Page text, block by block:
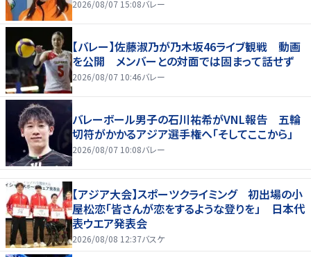
2026/08/07 15:08バレー
【バレー】佐藤淑乃が乃木坂46ライブ観戦 動画
を公開 メンバーとの対面では固まって話せず
2026/08/07 10:46バレー
バレーボール男子の石川祐希がVNL報告 五輪
切符がかかるアジア選手権へ「そしてここから」
2026/08/07 10:08バレー
【アジア大会】スポーツクライミング 初出場の小
屋松恋「皆さんが恋をするような登りを」 日本代
表ウエア発表会
2026/08/08 12:37バスケ